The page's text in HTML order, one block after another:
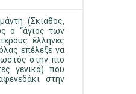
(Σκιάθος,
ο “άγιος των
έλληνες
επέλεξε να
στην πιο
γενικά) που
στην